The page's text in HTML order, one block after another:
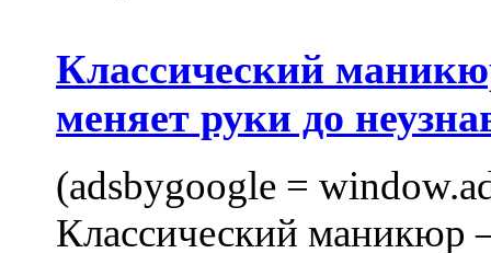
Классический
меняет руки до
(adsbygoogle =
Классический маникюр